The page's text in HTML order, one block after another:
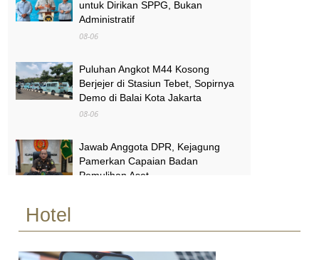
untuk Dirikan SPPG, Bukan
Administratif
08-06
Puluhan Angkot M44 Kosong
Berjejer di Stasiun Tebet, Sopirnya
Demo di Balai Kota Jakarta
08-06
Jawab Anggota DPR, Kejagung
Pamerkan Capaian Badan
Pemulihan Aset
Jadi Lokasi Syuting No Na
Hotel